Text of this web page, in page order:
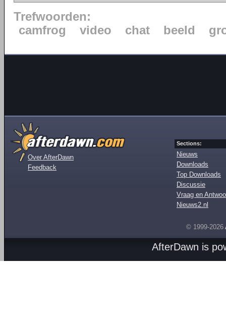
Trefwoorden:
camfrog
video chat beeld
Over AfterDawn
Feedback
Sections:
Nieuws
Downloads
Top Downloads
Discussie
Vraag en
Nieuws2.nl
© 1999-2026
AfterDawn is